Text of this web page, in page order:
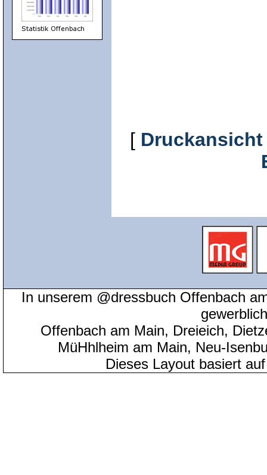
[ Druckansicht
In unserem @dressbuch Offenbach
Offenbach am Main, Dreieich,
MüHhlheim am Main, Neu-
Dieses Layout basiert